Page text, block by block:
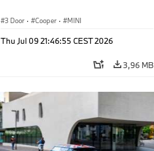
3 Door · Cooper · MINI
Thu Jul 09 21:46:55 CEST 2026
3,96 MB